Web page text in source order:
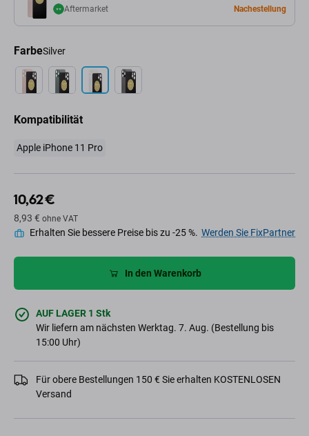
Aftermarket Nachestellung
FarbeSilver
Kompatibilität
Apple iPhone 11 Pro
10,62 €
8,93 € ohne VAT
Erhalten Sie bessere Preise bis zu -25 %. Werden Sie FixPartner
In den Warenkorb
AUF LAGER 1 Stk
Wir liefern am nächsten Werktag. 7. Aug. (Bestellung bis
15:00 Uhr)
Für obere Bestellungen 150 € Sie erhalten KOSTENLOSEN
Versand